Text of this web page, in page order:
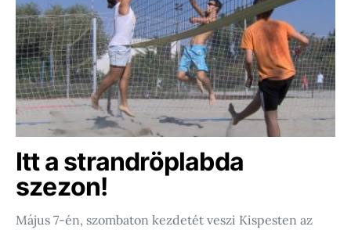
Itt a strandröplabda
szezon!
Május 7-én, szombaton kezdetét veszi Kispesten az